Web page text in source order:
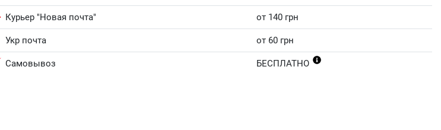
Курьер "Новая почта" от 140 грн
Укр почта от 60 грн
Самовывоз БЕСПЛАТНО